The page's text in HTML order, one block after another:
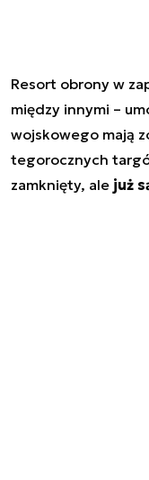
Resort obrony w
między innymi –
wojskowego mają
tegorocznych
zamknięty, ale już